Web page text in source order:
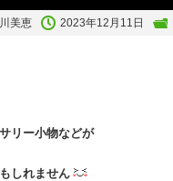
美恵 2023年12月11日
リー小物などが
しれません